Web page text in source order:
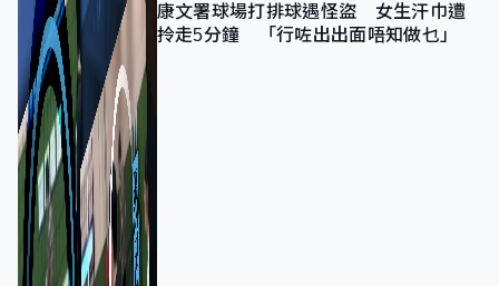
康文署球場打排球遇怪盜 女生汗巾遭
拎走5分鐘 「行咗出出面唔知做乜」